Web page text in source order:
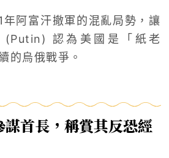
阿富汗撤軍的混亂局勢，讓
認為美國是「紙老
的烏俄戰爭。
謀首長，稱賞其反恐經